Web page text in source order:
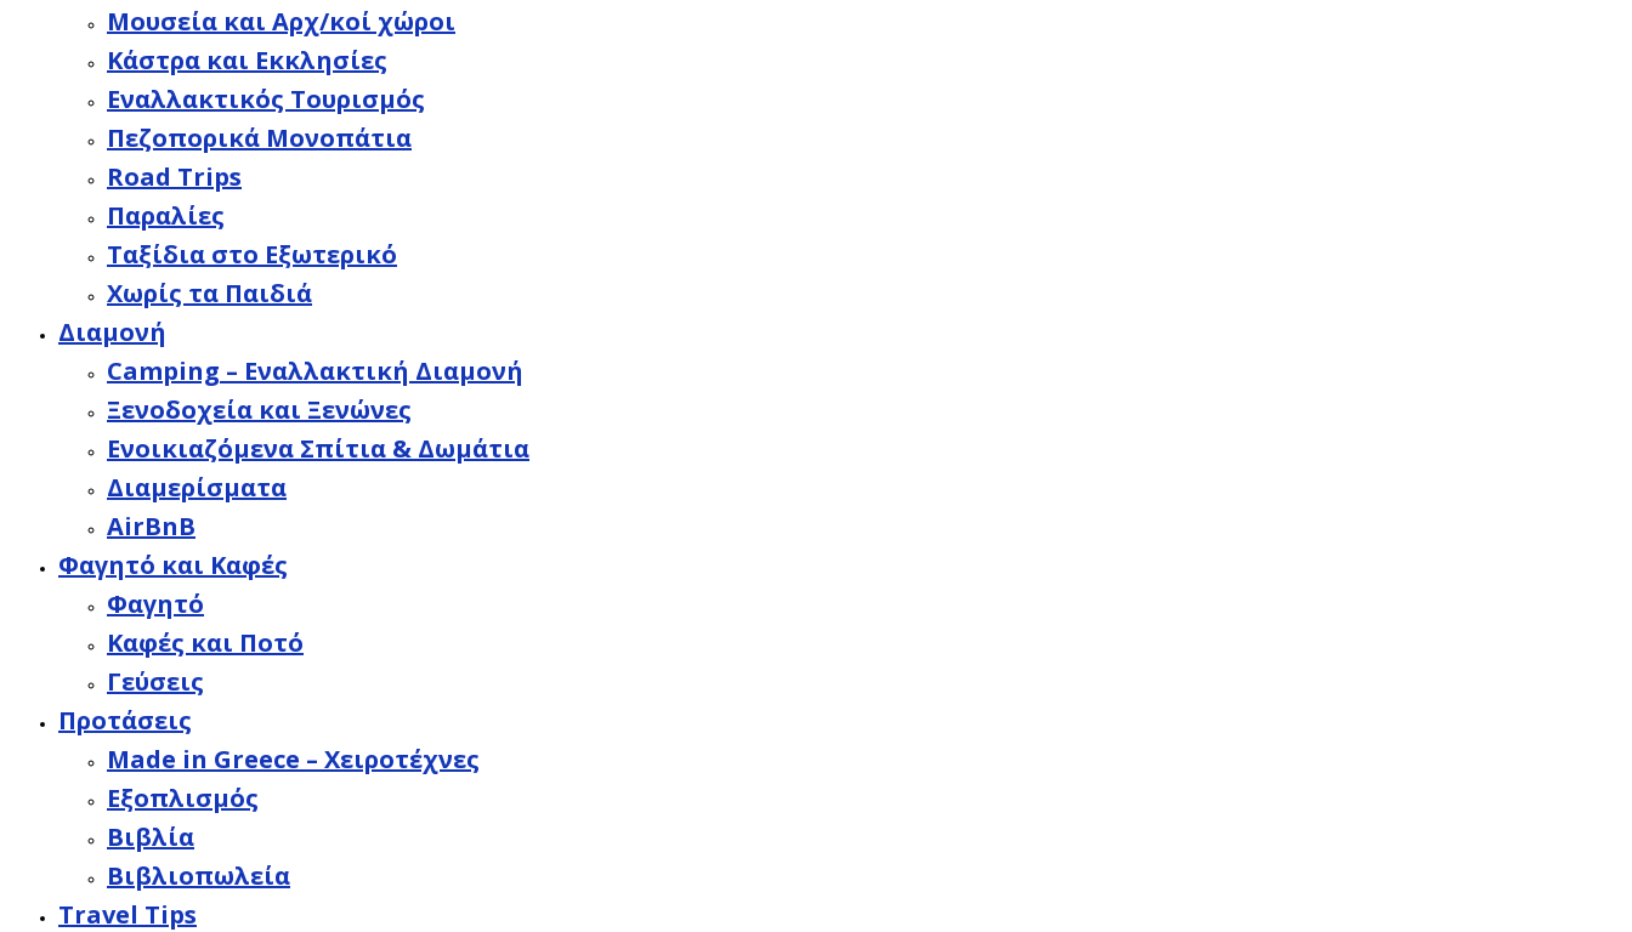
Μουσεία και Αρχ/κοί χώροι
Κάστρα και Εκκλησίες
Εναλλακτικός Τουρισμός
Πεζοπορικά Μονοπάτια
Road Trips
Παραλίες
Ταξίδια στο Εξωτερικό
Χωρίς τα Παιδιά
Διαμονή
Camping – Εναλλακτική Διαμονή
Ξενοδοχεία και Ξενώνες
Ενοικιαζόμενα Σπίτια & Δωμάτια
Διαμερίσματα
AirBnB
Φαγητό και Καφές
Φαγητό
Καφές και Ποτό
Γεύσεις
Προτάσεις
Made in Greece – Χειροτέχνες
Εξοπλισμός
Βιβλία
Βιβλιοπωλεία
Travel Tips